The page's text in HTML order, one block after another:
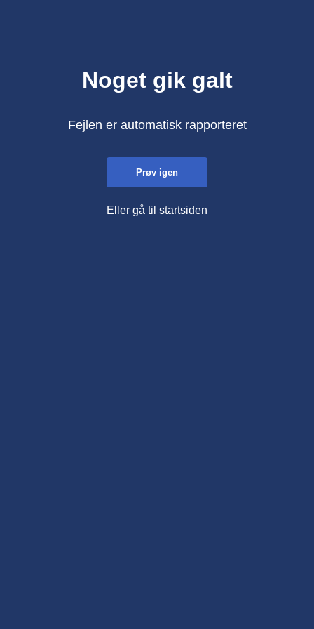
Noget gik galt
Fejlen er automatisk rapporteret
Prøv igen
Eller gå til startsiden